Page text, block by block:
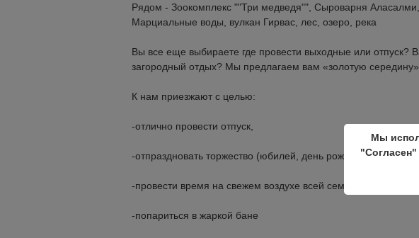
Рядом - Зоокомплекс ""Три медведя"", Сыроварня
Марциальные воды, вулкан Гирвас, лес, озеро, река
Вы все еще выбираете где провести выходные или
загородный отдых? Мы предлагаем вам «золотую
К нам приезжают с целью:
-отлично провести отпуск,
-отпраздновать торжество (юбилей, день рождения и т.д.),
-провести время на свежем воздухе всей семьей,
-попариться в жаркой бане
Мы